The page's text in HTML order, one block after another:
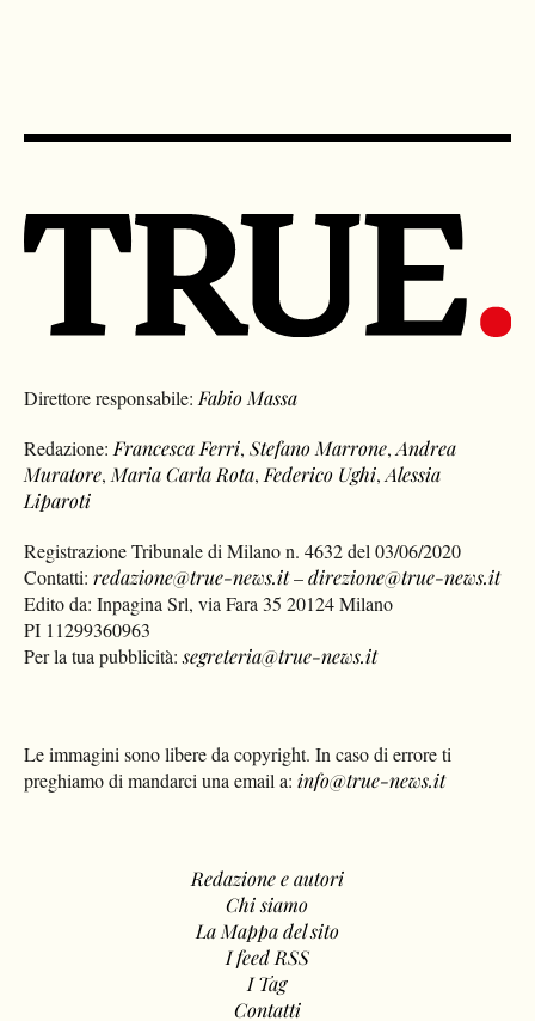
Direttore responsabile: Fabio Massa
Redazione: Francesca Ferri,Stefano Marrone,Andrea
Muratore, Maria Carla Rota, Federico Ughi,Alessia
Liparoti
Registrazione Tribunale di Milano n. 4632 del 03/06/2020
Contatti:redazione@true-news.it–direzione@true-news.it
Edito da: Inpagina Srl, via Fara 35 20124 Milano
PI 11299360963
Per la tua pubblicità:segreteria@true-news.it
Le immagini sono libere da copyright. In caso di errore ti
preghiamo di mandarci una email a: info@true-news.it
Redazione e autori
Chi siamo
La Mappa del sito
I feed RSS
I Tag
Contatti